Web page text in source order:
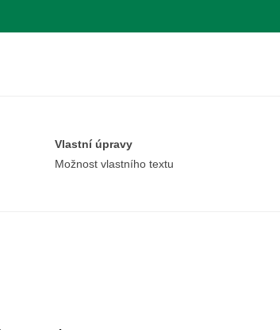
Vlastní úpravy
Možnost vlastního textu